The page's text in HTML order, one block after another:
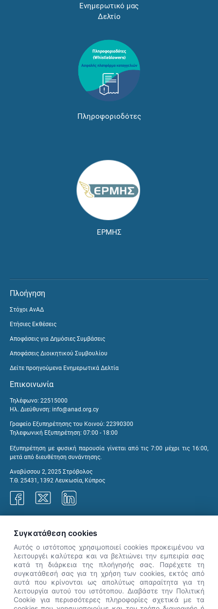
Ενημερωτικό μας
Δελτίο
Πληροφοριοδότες
ΕΡΜΗΣ
Πλοήγηση
Στόχοι ΑνΑΔ
Ετήσιες Εκθέσεις
Αποφάσεις για Δημόσιες Συμβάσεις
Αποφάσεις Διοικητικού Συμβουλίου
Δείτε προηγούμενα Ενημερωτικά Δελτία
Επικοινωνία
Τηλέφωνο: 22515000
Ηλ. Διεύθυνση: info@anad.org.cy
Γραφείο Εξυπηρέτησης του Κοινού: 22390300
Τηλεφωνική Εξυπηρέτηση: 07:00 - 18:00
Εξυπηρέτηση με φυσική παρουσία γίνεται από τις 7:00 μέχρι τις 16:00,
μετά από διευθέτηση συνάντησης.
Αναβύσσου 2, 2025 Στρόβολος
Τ.Θ. 25431, 1392 Λευκωσία, Κύπρος
👋 Καλώς ήρθες! Είμαι η Νόησις.
Πες μου πώς μπορώ να σε βοηθήσω
σήμερα.
Συγκατάθεση cookies
Αυτός ο ιστότοπος χρησιμοποιεί cookies προκειμένου να
λειτουργέι καλύτερα και να βελτιώνει την εμπειρία σας
κατά τη διάρκεια της πλοήγησής σας. Παρέχετε τη
συγκατάθεσή σας για τη χρήση των cookies, εκτός από
αυτά που κρίνονται ως απολύτως απαραίτητα για τη
λειτουργία αυτού του ιστότοπου. Διαβάστε την Πολιτική
Cookie για περισσότερες πληροφορίες σχετικά με τα